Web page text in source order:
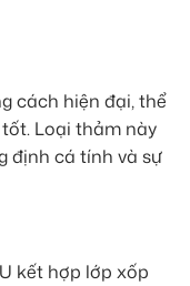
cách hiện đại, thể
Loại thảm này
định cá tính và sự
kết hợp lớp xốp